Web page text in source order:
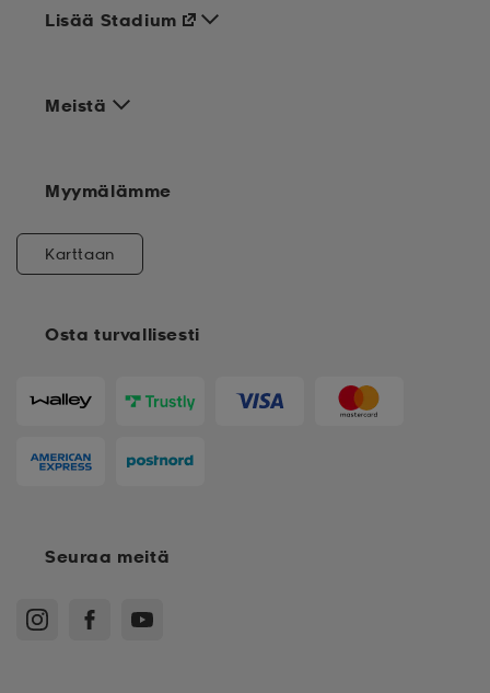
Meistä
Osta turvallisesti
Lisää Stadium
Myymälämme
Karttaan
Seuraa meitä